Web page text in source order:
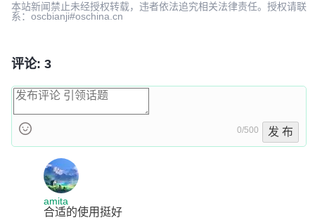
本站新闻禁止未经授权转载，违者依法追究相关法律责任。授权请联
系：oscbianji#oschina.cn
评论: 3
0/500 发 布
amita
合适的使用挺好